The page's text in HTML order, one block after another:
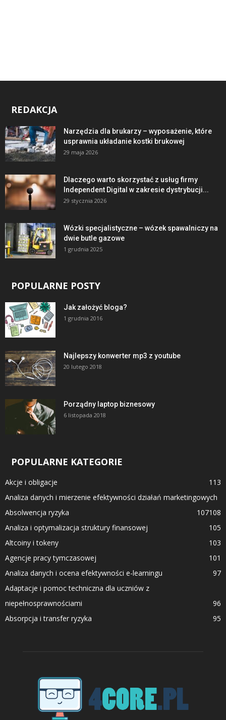
REDAKCJA
Narzędzia dla brukarzy – wyposażenie, które
usprawnia układanie kostki brukowej
29 maja 2026
Dlaczego warto skorzystać z usług firmy
Independent Digital w zakresie dystrybucji...
29 stycznia 2026
Wózki specjalistyczne – wózek spawalniczy na
dwie butle gazowe
1 grudnia 2025
POPULARNE POSTY
Jak założyć bloga?
1 grudnia 2016
Najlepszy konwerter mp3 z youtube
20 lutego 2018
Porządny laptop biznesowy
6 listopada 2018
POPULARNE KATEGORIE
Akcje i obligacje
113
Analiza danych i mierzenie efektywności działań marketingowych
108
Absolwencja ryzyka
107
Analiza i optymalizacja struktury finansowej
105
Altcoiny i tokeny
103
Agencje pracy tymczasowej
101
Analiza danych i ocena efektywności e-learningu
97
Adaptacje i pomoc techniczna dla uczniów z
niepełnosprawnościami
96
Absorpcja i transfer ryzyka
95